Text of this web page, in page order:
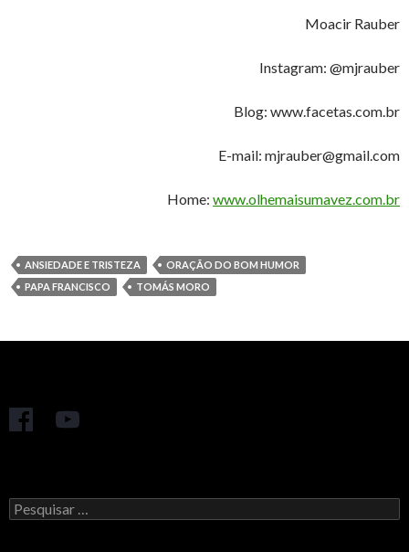
Moacir Rauber
Instagram: @mjrauber
Blog: www.facetas.com.br
E-mail: mjrauber@gmail.com
Home: www.olhemaisumavez.com.br
ANSIEDADE E TRISTEZA
ORAÇÃO DO BOM HUMOR
PAPA FRANCISCO
TOMÁS MORO
Pesquisar
por: